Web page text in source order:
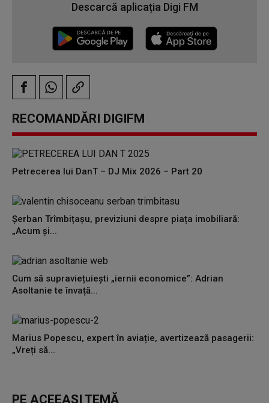
Descarcă aplicația Digi FM
RECOMANDĂRI DIGIFM
Petrecerea lui DanT – DJ Mix 2026 – Part 20
Șerban Trîmbițașu, previziuni despre piața imobiliară:
„Acum și...
Cum să supraviețuiești „iernii economice”: Adrian
Asoltanie te învață...
Marius Popescu, expert în aviație, avertizează pasagerii:
„Vreți să...
PE ACEEAȘI TEMĂ